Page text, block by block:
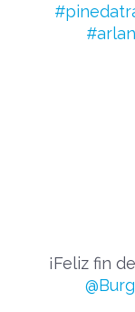
¡Feliz fin